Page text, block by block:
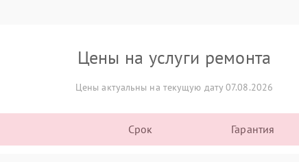
Цены на услуги ремонта
Цены актуальны на текущую дату 07.08.2026
Срок Гарантия